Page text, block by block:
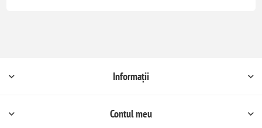
Informații
Contul meu